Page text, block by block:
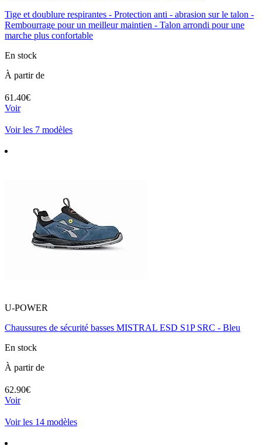
Tige et doublure respirantes - Protection anti - abrasion sur le talon -
Rembourrage pour un meilleur maintien - Talon arrondi pour une
marche plus confortable
En stock
À partir de
61.40€
Voir
Voir les 7 modèles
U-POWER
Chaussures de sécurité basses MISTRAL ESD S1P SRC - Bleu
En stock
À partir de
62.90€
Voir
Voir les 14 modèles